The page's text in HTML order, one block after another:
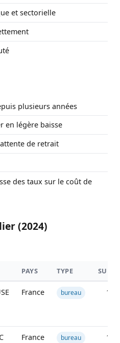
et sectorielle
plusieurs années
en légère baisse
de retrait
des taux sur le coût de
(2024)
PAYS TYPE
France bureau
11
France bureau
15